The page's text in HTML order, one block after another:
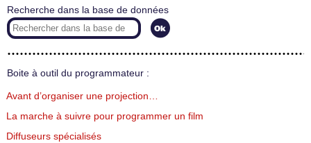
Recherche dans la base de données
Boite à outil du programmateur :
Avant d’organiser une projection…
La marche à suivre pour programmer un film
Diffuseurs spécialisés